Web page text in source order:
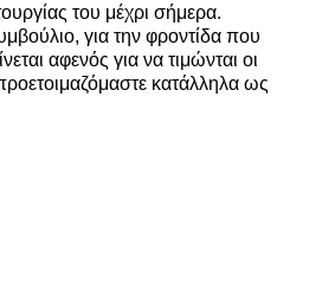
του μέχρι σήμερα.
για την φροντίδα που
αφενός για να τιμώνται οι
κατάλληλα ως